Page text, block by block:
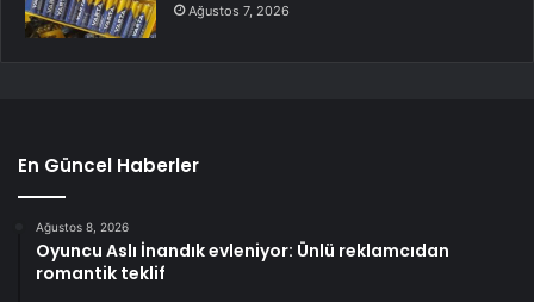
Ağustos 7, 2026
En Güncel Haberler
Ağustos 8, 2026
Oyuncu Aslı İnandık evleniyor: Ünlü reklamcıdan
romantik teklif